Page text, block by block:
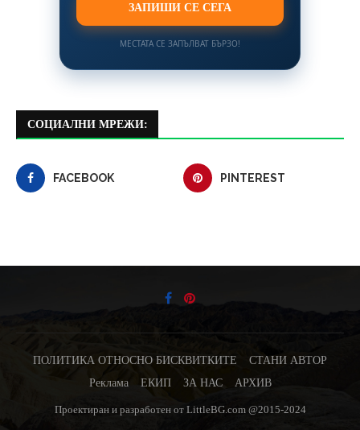
ЗАПИШИ СЕ СЕГА
МЕСТАТА СЕ ЗАПЪЛВАТ БЪРЗО!
СОЦИАЛНИ МРЕЖИ:
FACEBOOK PINTEREST
ПОЛИТИКА ОТНОСНО БИСКВИТКИТЕ
СТАНИ АВТОР
Реклама
ЕКИП ЗА НАС АРХИВ
Проектиран и разработен от LittleBG.com @2015-2024